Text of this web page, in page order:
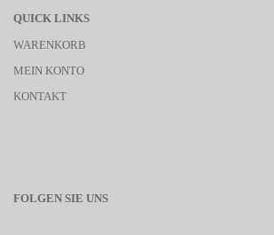
QUICK LINKS
WARENKORB
MEIN KONTO
KONTAKT
FOLGEN SIE UNS